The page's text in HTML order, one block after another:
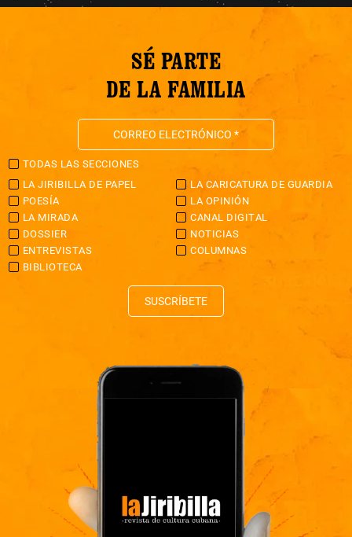
SÉ PARTE
DE LA FAMILIA
TODAS LAS SECCIONES
LA JIRIBILLA DE PAPEL
LA CARICATURA DE GUARDIA
POESÍA
LA OPINIÓN
LA MIRADA
CANAL DIGITAL
DOSSIER
NOTICIAS
ENTREVISTAS
COLUMNAS
BIBLIOTECA
SUSCRÍBETE